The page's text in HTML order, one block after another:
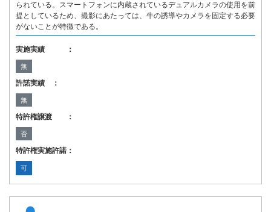
られている。スマートフォンに内蔵されているデュアルカメラの使用を前
提としているため、撮影にあたっては、牛の誘導やカメラを固定する必要
がないことが特徴である。
実施実績 ：
無
許諾実績 ：
無
特許権譲渡 ：
否
特許権実施許諾：
可